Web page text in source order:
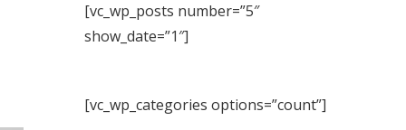
[vc_wp_posts number=”5″
show_date=”1″]
[vc_wp_categories options=”count”]